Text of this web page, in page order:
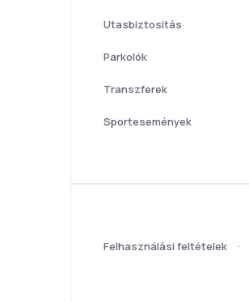
Utasbiztositás
Parkolók
Transzferek
Sportesemények
Felhasználási feltételek